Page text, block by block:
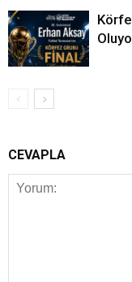
CEVAPLA